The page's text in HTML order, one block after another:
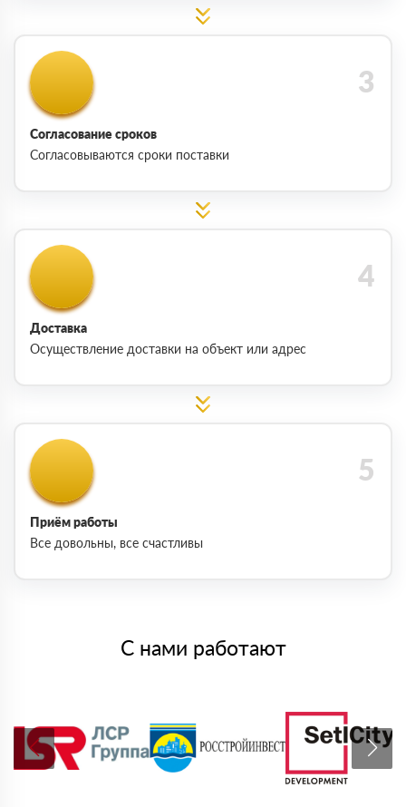
Согласование сроков
Согласовываются сроки поставки
Доставка
Осуществление доставки на объект или адрес
Приём работы
Все довольны, все счастливы
С нами работают